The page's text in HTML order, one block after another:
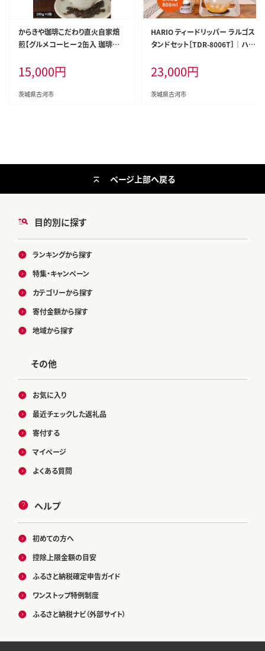
からきや珈琲こだわり直火自家焙
煎【グルメコーヒー２缶入 珈琲豆セ
珈琲 豆 コーヒー豆 珈琲豆 飲料 ド
リンク 取り寄せ お取り寄せ 個包装
セット 詰合せ 詰め合わせ 飲み比べ
15,000円
茨城県古河市
HARIO ティードリッパー ラルゴス
タンドセット［TDR-8006T］｜ハリ
用品 キッチン用品 日本製 おしゃれ
かわいい 紅茶 茶 アイスティー ギ
フト_BD05
23,000円
茨城県古河市
目的別に探す
ランキングから探す
特集・キャンペーン
カテゴリーから探す
寄付金額から探す
地域から探す
その他
お気に入り
最近チェックした返礼品
寄付する
マイページ
よくある質問
ヘルプ
初めての方へ
控除上限金額の目安
ふるさと納税確定申告ガイド
ワンストップ特例制度
ふるさと納税ナビ（外部サイト）
ページ上部へ戻る